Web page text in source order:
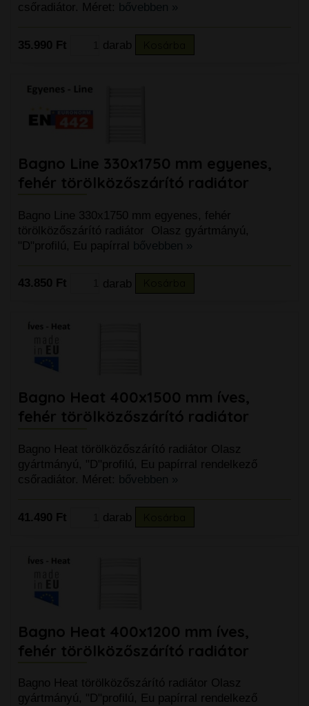
csőradiátor. Méret:
bővebben »
35.990 Ft darab
Bagno Line 330x1750 mm egyenes,
fehér törölközőszárító radiátor
Bagno Line 330x1750 mm egyenes, fehér
törölközőszárító radiátor Olasz gyártmányú,
"D"profilú, Eu papírral
bővebben »
43.850 Ft darab
Bagno Heat 400x1500 mm íves,
fehér törölközőszárító radiátor
Bagno Heat törölközőszárító radiátor Olasz
gyártmányú, "D"profilú, Eu papírral rendelkező
csőradiátor. Méret: bővebben »
41.490 Ft darab
Bagno Heat 400x1200 mm íves,
fehér törölközőszárító radiátor
Bagno Heat törölközőszárító radiátor Olasz
gyártmányú, "D"profilú, Eu papírral rendelkező